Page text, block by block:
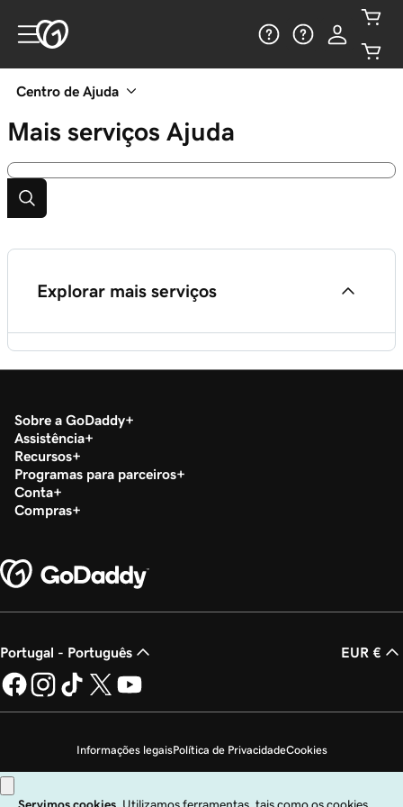
Centro de Ajuda
Mais serviços Ajuda
Explorar mais serviços
Serviço de migração de sites na web
Configurar a minha conta de serviços de SEO
Marketing ou Website Care
Sobre a GoDaddy
Assistência
Recursos
Programas para parceiros
Conta
Compras
Portugal - Português EUR €
Informações legaisPolítica de PrivacidadeCookies